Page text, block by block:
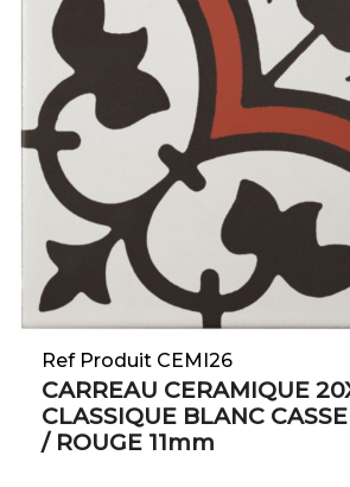
Ref Produit CEMI26
CARREAU CERAMIQUE
CLASSIQUE BLANC
/ ROUGE 11mm